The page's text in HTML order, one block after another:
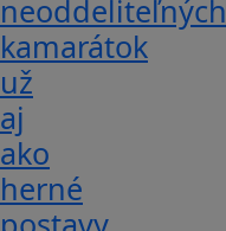
neoddeliteľných
kamarátok
už
aj
ako
herné